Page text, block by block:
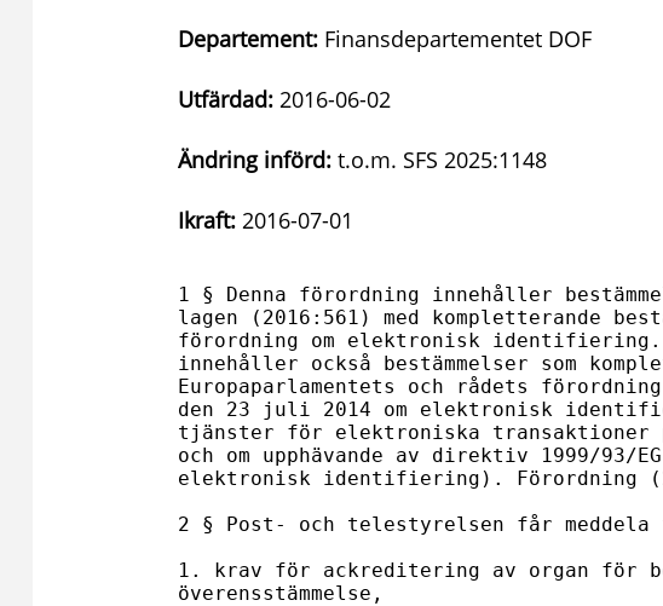
Departement: Finansdepartementet DOF
Utfärdad: 2016-06-02
Ändring införd: t.o.m. SFS 2025:1148
Ikraft: 2016-07-01
1 § Denna förordning innehåller
lagen (2016:561) med kompletterande
förordning om elektronisk identifiering.
innehåller också bestämmelser som
Europaparlamentets och rådets
den 23 juli 2014 om elektronisk
tjänster för elektroniska transaktioner
och om upphävande av direktiv 1999/93/
elektronisk identifiering). Förordning
2 § Post- och telestyrelsen får
1. krav för ackreditering av organ för
överensstämmelse,